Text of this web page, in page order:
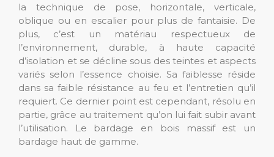
la technique de pose, horizontale, verticale,
oblique ou en escalier pour plus de fantaisie. De
plus, c’est un matériau respectueux de
l’environnement, durable, à haute capacité
d’isolation et se décline sous des teintes et aspects
variés selon l’essence choisie. Sa faiblesse réside
dans sa faible résistance au feu et l’entretien qu’il
requiert. Ce dernier point est cependant, résolu en
partie, grâce au traitement qu’on lui fait subir avant
l’utilisation. Le bardage en bois massif est un
bardage haut de gamme.